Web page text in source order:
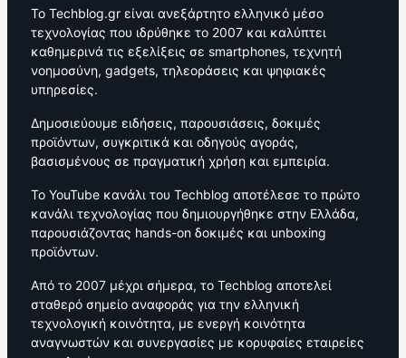
Το Techblog.gr είναι ανεξάρτητο ελληνικό μέσο
τεχνολογίας που ιδρύθηκε το 2007 και καλύπτει
καθημερινά τις εξελίξεις σε smartphones, τεχνητή
νοημοσύνη, gadgets, τηλεοράσεις και ψηφιακές
υπηρεσίες.
Δημοσιεύουμε ειδήσεις, παρουσιάσεις, δοκιμές
προϊόντων, συγκριτικά και οδηγούς αγοράς,
βασισμένους σε πραγματική χρήση και εμπειρία.
Το YouTube κανάλι του Techblog αποτέλεσε το πρώτο
κανάλι τεχνολογίας που δημιουργήθηκε στην Ελλάδα,
παρουσιάζοντας hands-on δοκιμές και unboxing
προϊόντων.
Από το 2007 μέχρι σήμερα, το Techblog αποτελεί
σταθερό σημείο αναφοράς για την ελληνική
τεχνολογική κοινότητα, με ενεργή κοινότητα
αναγνωστών και συνεργασίες με κορυφαίες εταιρείες